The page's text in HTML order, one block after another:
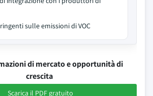
sulle emissioni di VOC
di mercato e opportunità di
crescita
Scarica il PDF gratuito